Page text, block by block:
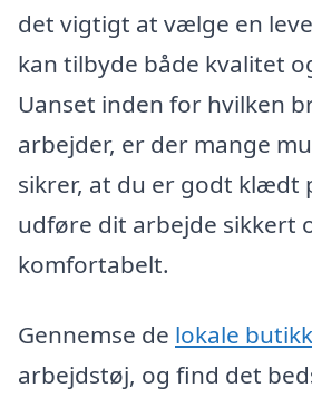
det vigtigt at vælge en
kan tilbyde både kvalitet
Uanset inden for hvilken
arbejder, er der mange
sikrer, at du er godt klædt
udføre dit arbejde sikkert
komfortabelt.
Gennemse de lokale
arbejdstøj, og find det